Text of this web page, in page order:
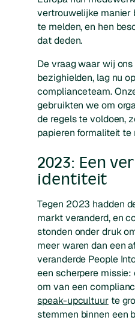
vertrouwelijke manier
te melden, en hen
dat deden.
De vraag waar wij
bezighielden, lag nu
complianceteam.
gebruikten we om
de regels te voldoen,
papieren formaliteit te
2023: Een
identiteit
Tegen 2023 hadden
markt veranderd, en
stonden onder druk
meer waren dan een
veranderde People
een scherpere
om van een
speak-upcultuurte
stemmen binnen een